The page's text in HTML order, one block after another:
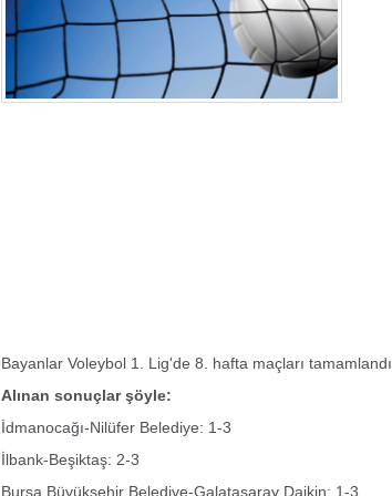
Bayanlar Voleybol 1. Lig'de 8. hafta maçları tamamlandı.
Alınan sonuçlar şöyle:
İdmanocağı-Nilüfer Belediye: 1-3
İlbank-Beşiktaş: 2-3
Bursa Büyükşehir Belediye-Galatasaray Daikin: 1-3